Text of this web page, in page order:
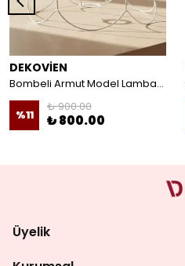
DEKOVİEN
Bombeli Armut Model Lambader Teli Galvaniz
%11
₺ 900.00
₺ 800.00
Üyelik